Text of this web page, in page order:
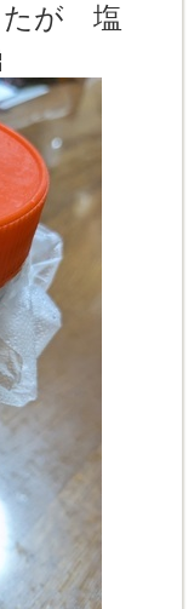
たが 塩